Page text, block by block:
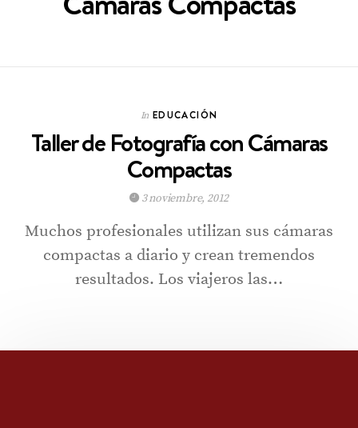
In EDUCACIÓN
Taller de Fotografía con Cámaras
Compactas
3 noviembre, 2012
Muchos profesionales utilizan sus cámaras
compactas a diario y crean tremendos
resultados. Los viajeros las…